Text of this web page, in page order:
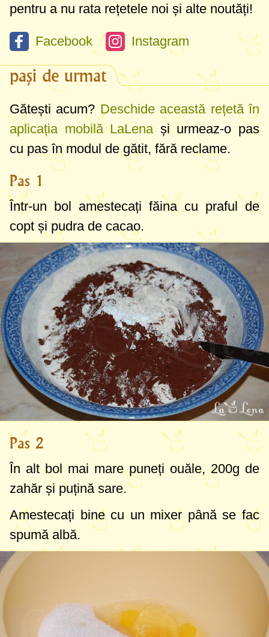
pentru a nu rata rețetele noi și alte noutăți!
Facebook Instagram
pași de urmat
Gătești acum? Deschide această rețetă în
aplicația mobilă LaLena și urmeaz-o pas
cu pas în modul de gătit, fără reclame.
Pas 1
Într-un bol amestecați făina cu praful de
copt și pudra de cacao.
Pas 2
În alt bol mai mare puneți ouăle,200g de
zahăr și puțină sare.
Amestecați bine cu un mixer până se fac
spumă albă.